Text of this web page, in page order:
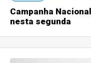
Campanha
nesta segunda